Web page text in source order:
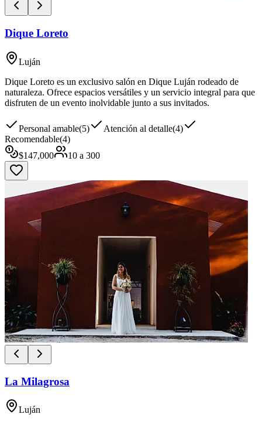
Dique Loreto
Luján
Dique Loreto es un exclusivo salón en Dique Luján rodeado de
naturaleza. Ofrece espacios versátiles y un servicio integral para que
disfruten de un evento inolvidable junto a sus invitados.
Personal amable(5) Atención al detalle(4)
Recomendable(4)
$147,000 10 a 300
La Milagrosa
Luján